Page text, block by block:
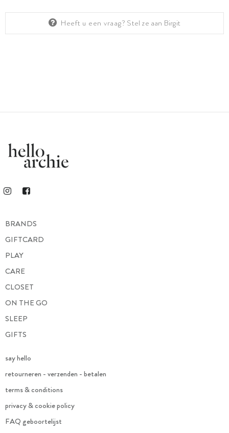
Heeft u een vraag? Stel ze aan Birgit
BRANDS
GIFTCARD
PLAY
CARE
CLOSET
ON THE GO
SLEEP
GIFTS
say hello
retourneren - verzenden - betalen
terms & conditions
privacy & cookie policy
FAQ geboortelijst